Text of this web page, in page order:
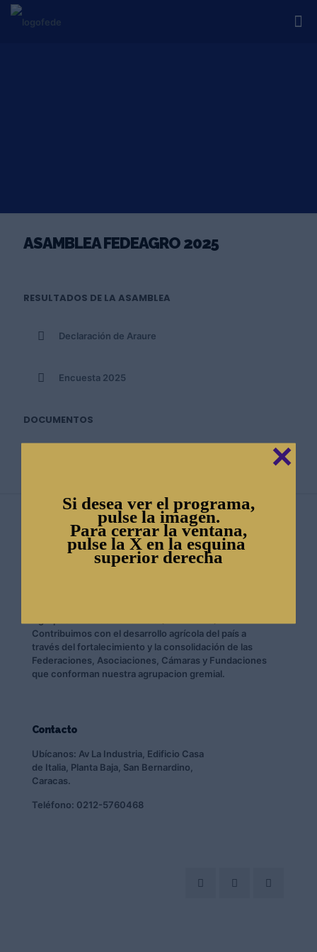
ASAMBLEA FEDEAGRO 2025
RESULTADOS DE LA ASAMBLEA
Declaración de Araure
Encuesta 2025
DOCUMENTOS
Contribuimos con el desarrollo agrícola del país a
través del fortalecimiento y la consolidación de las
Federaciones, Asociaciones, Cámaras y Fundaciones
que conforman nuestra agrupacion gremial.
Contacto
Ubícanos: Av La Industria, Edificio Casa
de Italia, Planta Baja, San Bernardino,
Caracas.
Teléfono: 0212-5760468
✕
Si desea ver el programa,
pulse la imagen.
Para cerrar la ventana,
pulse la X en la esquina
superior derecha